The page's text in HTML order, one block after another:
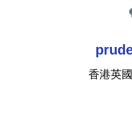
香港英